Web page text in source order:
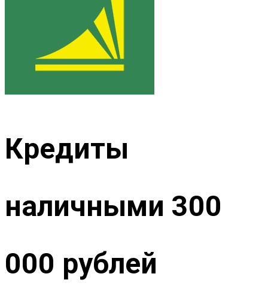
Кредиты
наличными 300
000 рублей